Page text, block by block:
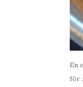
En
för